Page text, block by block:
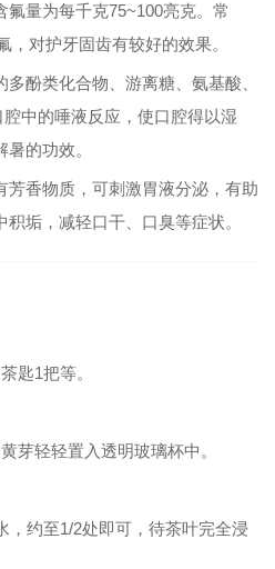
氟量为每千克75~100亮克。常
，对护牙固齿有较好的效果。
多酚类化合物、游离糖、氨基酸、
中的唾液反应，使口腔得以湿
的功效。
芳香物质，可刺激胃液分泌，有助
垢，减轻口干、口臭等症状。
1把等。
轻轻置入透明玻璃杯中。
约至1/2处即可，待茶叶完全浸